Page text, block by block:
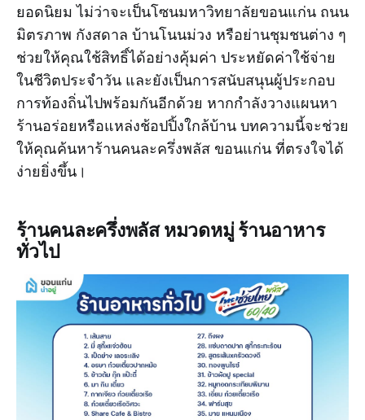
ยอดนิยม ไม่ว่าจะเป็นโซนมหาวิทยาลัยขอนแก่น ถนน
มิตรภาพ กังสดาล บ้านโนนม่วง หรือย่านชุมชนต่าง ๆ
ช่วยให้คุณใช้สิทธิ์ได้อย่างคุ้มค่า ประหยัดค่าใช้จ่าย
ในชีวิตประจำวัน และยังเป็นการสนับสนุนผู้ประกอบ
การท้องถิ่นไปพร้อมกันอีกด้วย หากกำลังวางแผนหา
ร้านอร่อยหรือแหล่งช้อปปิ้งใกล้บ้าน บทความนี้จะช่วย
ให้คุณค้นหาร้านคนละครึ่งพลัส ขอนแก่น ที่ตรงใจได้
ง่ายยิ่งขึ้น।
ร้านคนละครึ่งพลัส หมวดหมู่ ร้านอาหาร
ทั่วไป